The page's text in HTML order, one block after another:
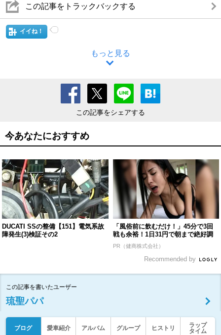
この記事をトラックバックする
イイね！
もっと見る
この記事をシェアする
今あなたにおすすめ
DUCATI SSの整備【151】電気系故
障発生(3)検証その2
「風俗前に飲むだけ！」45分で3回
戦も余裕！1日31円で朝まで絶好調
PR（健商株式会社）
Recommended by
この記事を書いたユーザー
琉聖パパ
ブログ 愛車紹介 アルバム グループ ヒストリ
ラップ
タイム